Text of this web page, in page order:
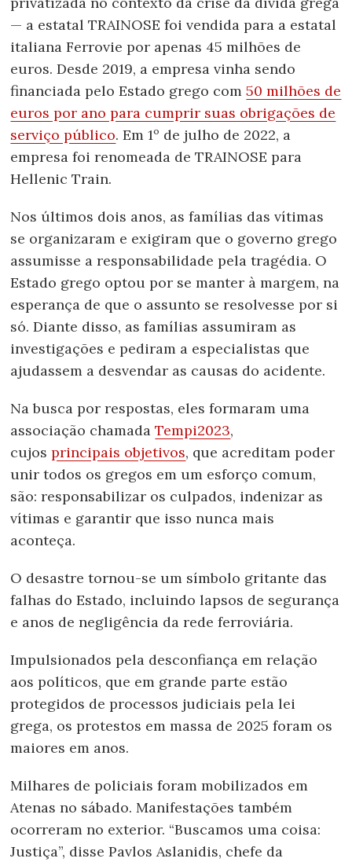
— a estatal TRAINOSE foi vendida para a estatal
italiana Ferrovie por apenas 45 milhões de
euros. Desde 2019, a empresa vinha sendo
financiada pelo Estado grego com50 milhões de
euros por ano para cumprir suas obrigações de
serviço público. Em 1º de julho de 2022, a
empresa foi renomeada de TRAINOSE para
Hellenic Train.
Nos últimos dois anos, as famílias das vítimas
se organizaram e exigiram que o governo grego
assumisse a responsabilidade pela tragédia. O
Estado grego optou por se manter à margem, na
esperança de que o assunto se resolvesse por si
só. Diante disso, as famílias assumiram as
investigações e pediram a especialistas que
ajudassem a desvendar as causas do acidente.
Na busca por respostas, eles formaram uma
associação chamadaTempi2023,
cujosprincipais objetivos, que acreditam poder
unir todos os gregos em um esforço comum,
são: responsabilizar os culpados, indenizar as
vítimas e garantir que isso nunca mais
aconteça.
O desastre tornou-se um símbolo gritante das
falhas do Estado, incluindo lapsos de segurança
e anos de negligência da rede ferroviária.
Impulsionados pela desconfiança em relação
aos políticos, que em grande parte estão
protegidos de processos judiciais pela lei
grega, os protestos em massa de 2025 foram os
maiores em anos.
Milhares de policiais foram mobilizados em
Atenas no sábado. Manifestações também
ocorreram no exterior. “Buscamos uma coisa:
Justiça”, disse Pavlos Aslanidis, chefe da